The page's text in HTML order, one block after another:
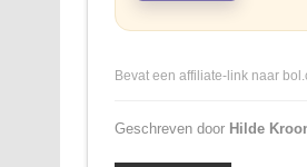
Bevat een affiliate-link naar
Geschreven door Hilde